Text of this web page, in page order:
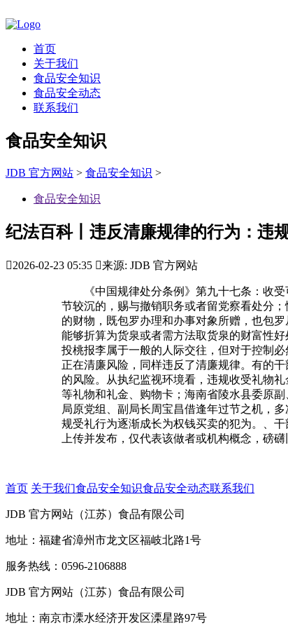
首页
关于我们
食品安全知识
食品安全动态
联系我们
食品安全知识
JDB 官方网站 > 食品安全知识 >
食品安全知识
纪法百科丨违反清廉规律的行为：违
2026-02-23 05:35 来源: JDB 官方网站
《中国规律处分条例》第九十七条：收受
节较沉的，赐与撤销职务或者留党察看处分
的财物，既包罗办理和办事对象所赠，也包
能够折算为货泉或者需方法取货泉的财富性
投桃报李属于一般的人际交往，但对于控制
正在清廉风险，同样违反了清廉规律。有的
的风险。从执纪监视环境看，违规收受礼物
等礼物和礼金、购物卡；海南省陵水县委原
局原党组、副局长周宝昌借逢年过节之机，
规受礼行为逐渐成长为权钱买卖的犯为。、
上传并发布，仅代表该做者或机构概念，磅
首页 关于我们食品安全知识食品安全动态联系我们
JDB 官方网站（江苏）食品有限公司
地址：福建省漳州市龙文区福岐北路1号
服务热线：0596-2106888
JDB 官方网站（江苏）食品有限公司
地址：南京市溧水经济开发区溧星路97号